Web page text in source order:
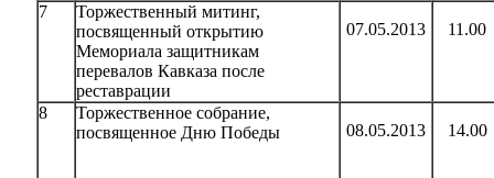
7
Торжественный митинг,
посвященный открытию
Мемориала защитникам
перевалов Кавказа после
реставрации
07.05.2013 11.00
8
Торжественное собрание,
посвященное Дню Победы
08.05.2013 14.00